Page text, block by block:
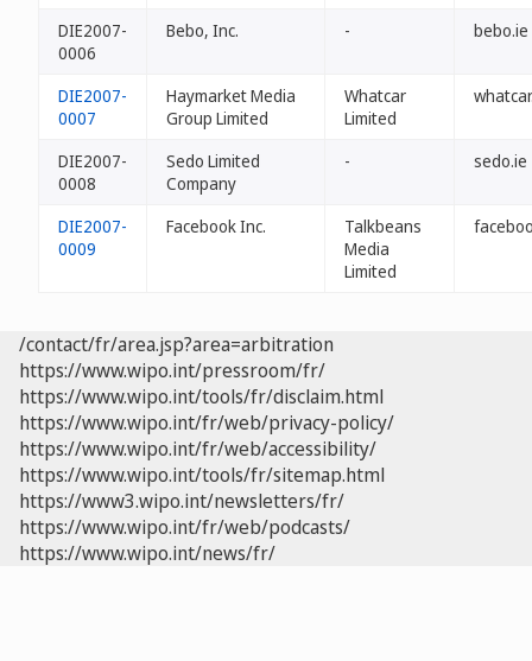
DIE2007-
0006
Bebo, Inc. - bebo.ie
DIE2007-
0007
Haymarket Media
Group Limited
Whatcar
Limited
DIE2007-
0008
Sedo Limited
Company
- sedo.ie
DIE2007-
0009
Facebook Inc.
Talkbeans
Media
Limited
/contact/fr/area.jsp?area=arbitration
https://www.wipo.int/pressroom/fr/
https://www.wipo.int/tools/fr/disclaim.html
https://www.wipo.int/fr/web/privacy-policy/
https://www.wipo.int/fr/web/accessibility/
https://www.wipo.int/tools/fr/sitemap.html
https://www3.wipo.int/newsletters/fr/
https://www.wipo.int/fr/web/podcasts/
https://www.wipo.int/news/fr/